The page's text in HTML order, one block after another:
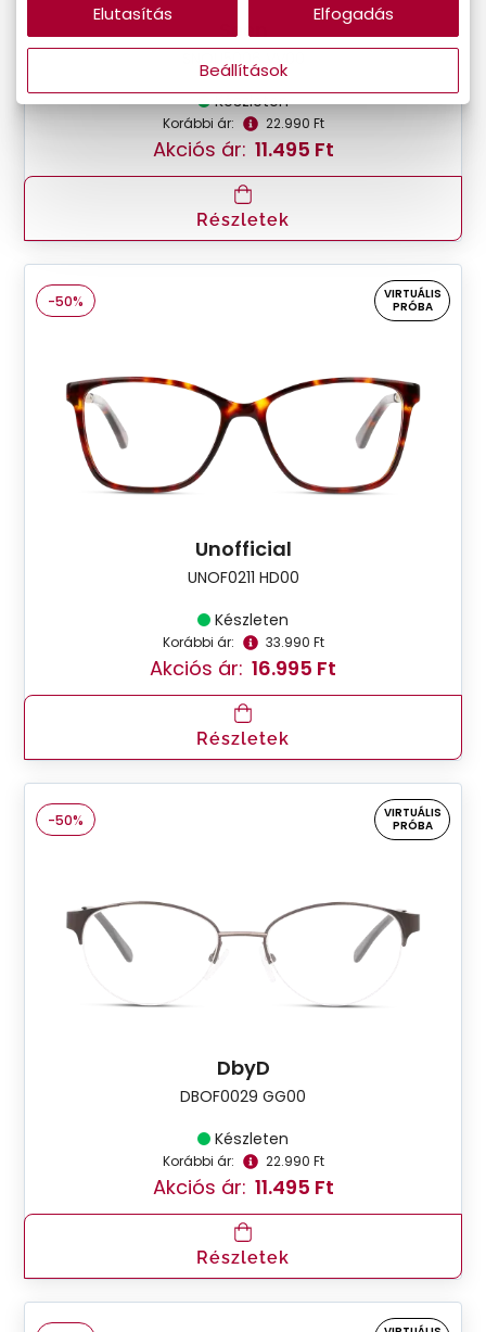
Seen
SNOU5006 VV00
Készleten
Korábbi ár: 22.990 Ft
Akciós ár: 11.495 Ft
Részletek
-50%
VIRTUÁLIS
PRÓBA
Unofficial
UNOF0211 HD00
Készleten
Korábbi ár: 33.990 Ft
Akciós ár: 16.995 Ft
Részletek
-50%
VIRTUÁLIS
PRÓBA
DbyD
DBOF0029 GG00
Készleten
Korábbi ár: 22.990 Ft
Akciós ár: 11.495 Ft
Részletek
Beállítások
Elutasítás Elfogadás